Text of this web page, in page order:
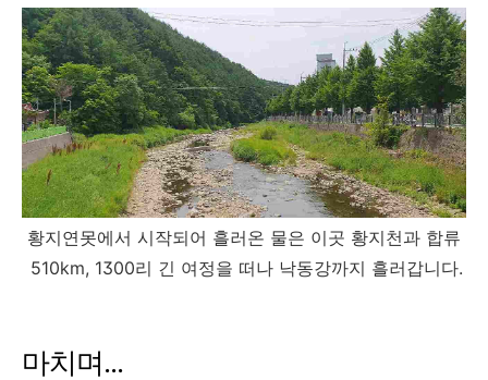
황지연못에서 시작되어 흘러온 물은 이곳 황지천과 합류
510km, 1300리 긴 여정을 떠나 낙동강까지 흘러갑니다.
마치며...